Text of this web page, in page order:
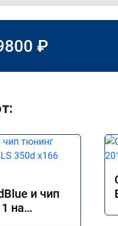
₽
и чип
на